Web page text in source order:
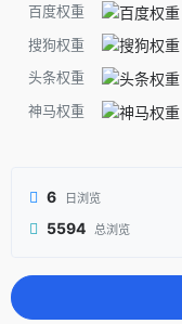
百度权重
搜狗权重
头条权重
神马权重
6 日浏览
5594 总浏览